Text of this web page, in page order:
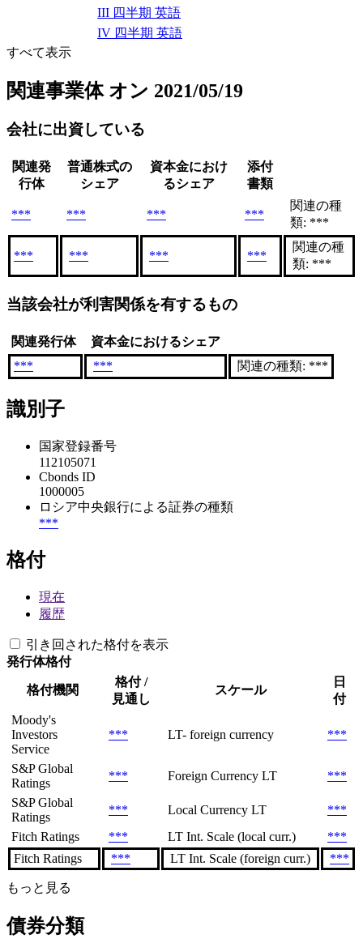
III 四半期 英語
IV 四半期 英語
すべて表示
関連事業体 オン 2021/05/19
会社に出資している
関連発
行体
普通株式の
シェア
資本金におけ
るシェア
添付
書類
*** *** *** ***
関連の種
類: ***
*** *** *** ***
関連の種
類: ***
当該会社が利害関係を有するもの
関連発行体
資本金におけるシェア
***
*** 関連の種類: ***
識別子
国家登録番号
112105071
Cbonds ID
1000005
ロシア中央銀行による証券の種類
***
格付
現在
履歴
引き回された格付を表示
発行体格付
格付機関
格付 /
見通し
スケール
日
付
Moody's
Investors
Service
*** LT- foreign currency ***
S&P Global
Ratings
*** Foreign Currency LT
***
S&P Global
Ratings
*** Local Currency LT
***
Fitch Ratings
*** LT Int. Scale (local curr.)
***
Fitch Ratings
*** LT Int. Scale (foreign curr.) ***
もっと見る
債券分類